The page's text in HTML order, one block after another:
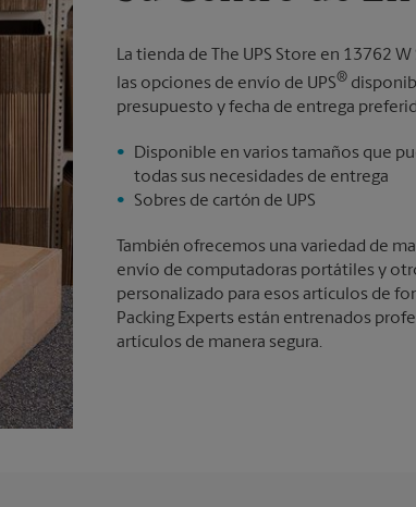
La tienda de The UPS Store en 13762
las opciones de envío de UPS®
presupuesto y fecha de entrega
Disponible en varios tamaños que
todas sus necesidades de entrega
Sobres de cartón de UPS
También ofrecemos una variedad de
envío de computadoras portátiles y
personalizado para esos artículos de
Packing Experts están entrenados
artículos de manera segura.